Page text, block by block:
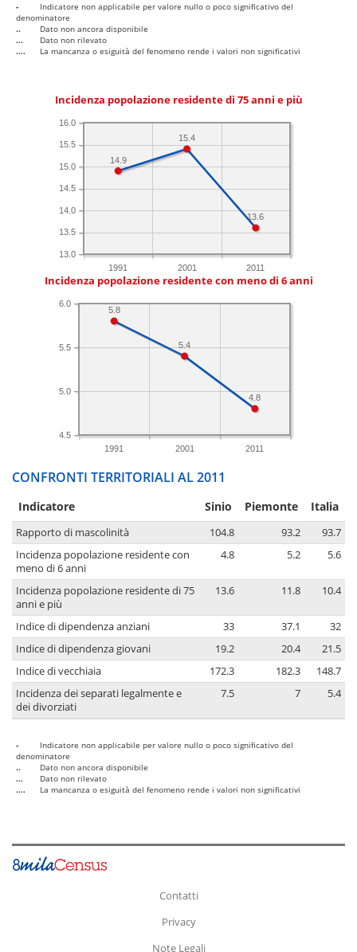
-
Indicatore non applicabile per valore nullo o poco significativo del
denominatore
..
Dato non ancora disponibile
...
Dato non rilevato
....
La mancanza o esiguità del fenomeno rende i valori non significativi
Incidenza popolazione residente di 75 anni e più
1991 2001 2011
13.0
13.5
14.0
14.5
15.0
15.5
16.0
13.6
15.4
14.9
Incidenza popolazione residente con meno di 6 anni
1991 2001 2011
4.5
5.0
5.5
6.0
4.8
5.4
5.8
CONFRONTI TERRITORIALI AL 2011
Indicatore Sinio Piemonte Italia
Rapporto di mascolinità 104.8 93.2
93.7
Incidenza popolazione residente con
meno di 6 anni
4.8 5.2 5.6
Incidenza popolazione residente di 75
anni e più
13.6 11.8 10.4
Indice di dipendenza anziani 33 37.1
32
Indice di dipendenza giovani
19.2 20.4
21.5
Indice di vecchiaia
172.3 182.3
148.7
Incidenza dei separati legalmente e
dei divorziati
7.5 7 5.4
-
Indicatore non applicabile per valore nullo o poco significativo del
denominatore
..
Dato non ancora disponibile
...
Dato non rilevato
....
La mancanza o esiguità del fenomeno rende i valori non significativi
Contatti
Privacy
Note Legali